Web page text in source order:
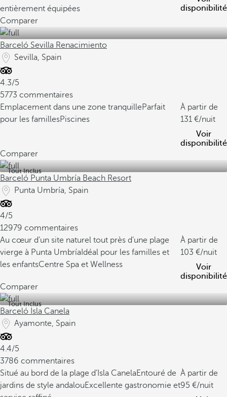
entièrement équipées
disponibilité
Comparer
Barceló Sevilla Renacimiento
Sevilla, Spain
4.3/5
5773 commentaires
Emplacement dans une zone tranquilleParfait
pour les famillesPiscines
À partir de
131
/nuit
Voir
disponibilité
Comparer
Tout Inclus
Barceló Punta Umbría Beach Resort
Punta Umbría, Spain
4/5
12979 commentaires
Au cœur d’un site naturel tout près d’une plage
vierge à Punta Umbría Idéal pour les familles et
les enfantsCentre Spa et Wellness
À partir de
103
/nuit
Voir
disponibilité
Comparer
Tout Inclus
Barceló Isla Canela
Ayamonte, Spain
4.4/5
3786 commentaires
Situé au bord de la plage d’Isla CanelaEntouré de
jardins de style andalouExcellente gastronomie et
À partir de
95
/nuit